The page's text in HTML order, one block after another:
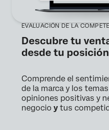
EVALUACIÓN DE LA
Descubre tu
desde tu posición
Comprende el
de la marca y los
opiniones positivas y
negocio y tus